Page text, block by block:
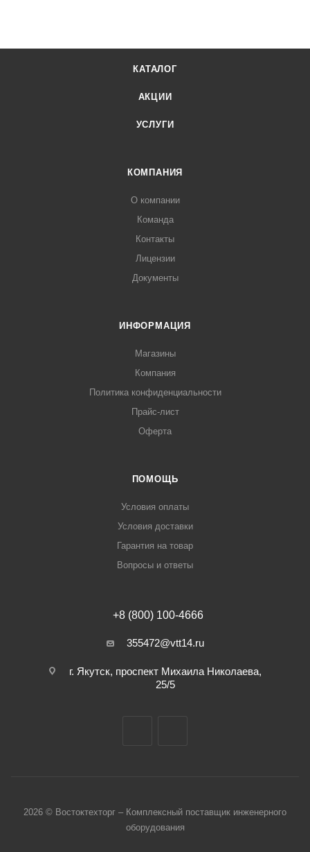
КАТАЛОГ
АКЦИИ
УСЛУГИ
КОМПАНИЯ
О компании
Команда
Контакты
Лицензии
Документы
ИНФОРМАЦИЯ
Магазины
Компания
Политика конфиденциальности
Прайс-лист
Оферта
ПОМОЩЬ
Условия оплаты
Условия доставки
Гарантия на товар
Вопросы и ответы
+8 (800) 100-4666
355472@vtt14.ru
г. Якутск, проспект Михаила Николаева,
25/5
2026 © Востоктехторг – Комплексный поставщик инженерного
оборудования